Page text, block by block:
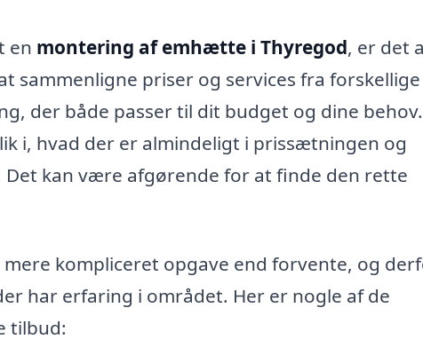
en montering af emhætte i Thyregod, er det
sammenligne priser og services fra forskellige
der både passer til dit budget og dine behov.
i, hvad der er almindeligt i prissætningen og
kan være afgørende for at finde den rette
kompliceret opgave end forvente, og
har erfaring i området. Her er nogle af de
tilbud: